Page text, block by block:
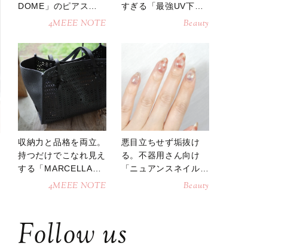
DOME」のピアスが
4MEEE NOTE
すぎる「最強UV下
Beauty
収納力と品格を両立。
持つだけでこなれ見え
する「MARCELLAト
ートバッグ」4MEEE NOTE
悪目立ちせず垢抜け
る。不器用さん向け
「ニュアンスネイル」
Beauty
Follow us